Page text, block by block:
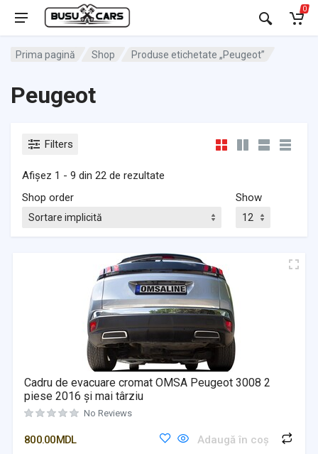
0
Prima pagină Shop Produse etichetate „Peugeot”
Peugeot
Filters
Afișez 1 - 9 din 22 de rezultate
Shop order
Show
Cadru de evacuare cromat OMSA Peugeot 3008 2
piese 2016 și mai târziu
No Reviews
800.00MDL Adaugă în coș